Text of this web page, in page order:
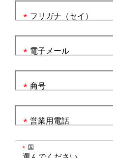
フリガナ（セイ）
*
電子メール
*
商号
*
営業用電話
*
国
*